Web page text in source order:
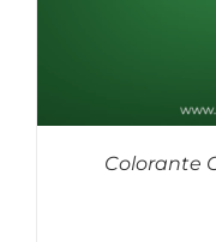
Colorante